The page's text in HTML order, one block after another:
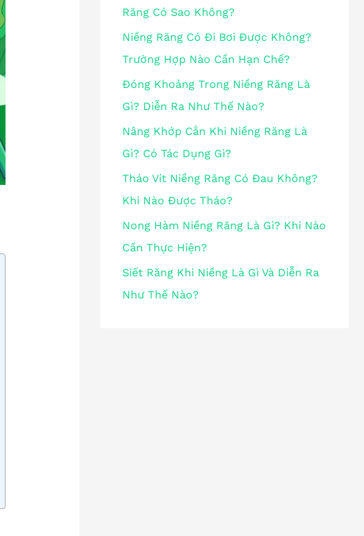
Răng Có Sao Không?
Niềng Răng Có Đi Bơi Được Không?
Trường Hợp Nào Cần Hạn Chế?
Đóng Khoảng Trong Niềng Răng Là
Gì? Diễn Ra Như Thế Nào?
Nâng Khớp Cắn Khi Niềng Răng Là
Gì? Có Tác Dụng Gì?
Tháo Vít Niềng Răng Có Đau Không?
Khi Nào Được Tháo?
Nong Hàm Niềng Răng Là Gì? Khi Nào
Cần Thực Hiện?
Siết Răng Khi Niềng Là Gì Và Diễn Ra
Như Thế Nào?